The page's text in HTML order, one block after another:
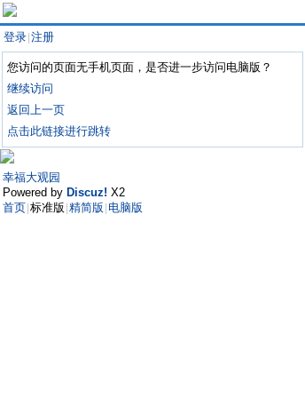
登录 注册
您访问的页面无手机页面，是否进一步访问电脑版？
继续访问
返回上一页
点击此链接进行跳转
幸福大观园
Powered by Discuz! X2
首页 标准版 精简版 电脑版